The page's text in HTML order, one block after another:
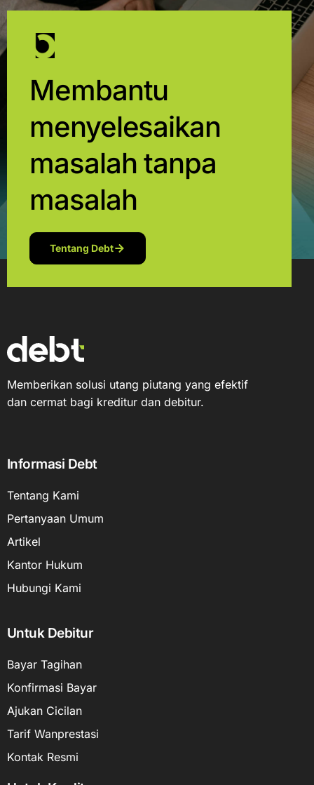
Membantu
menyelesaikan
masalah tanpa
masalah
Tentang Debt
Memberikan solusi utang piutang yang efektif
dan cermat bagi kreditur dan debitur.
Informasi Debt
Tentang Kami
Pertanyaan Umum
Artikel
Kantor Hukum
Hubungi Kami
Untuk Debitur
Bayar Tagihan
Konfirmasi Bayar
Ajukan Cicilan
Tarif Wanprestasi
Kontak Resmi